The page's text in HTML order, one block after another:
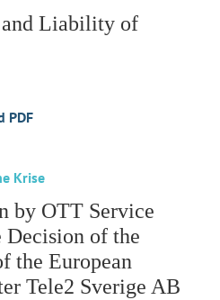
Liability of
PDF
Krise
by OTT Service
Decision of the
the European
Tele2 Sverige AB